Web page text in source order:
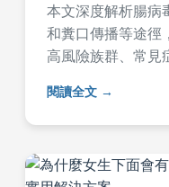
本文深度解析腸病
和糞口傳播等途徑
高風險族群、常見
關於腸病毒傳染的
閱讀全文